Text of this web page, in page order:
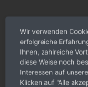
Wir verwenden
erfolgreiche
Ihnen, zahlreiche
diese Weise noch
Interessen auf
Klicken auf "Alle